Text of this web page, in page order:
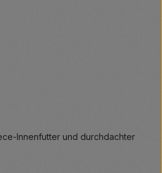
Innenfutter und durchdachter